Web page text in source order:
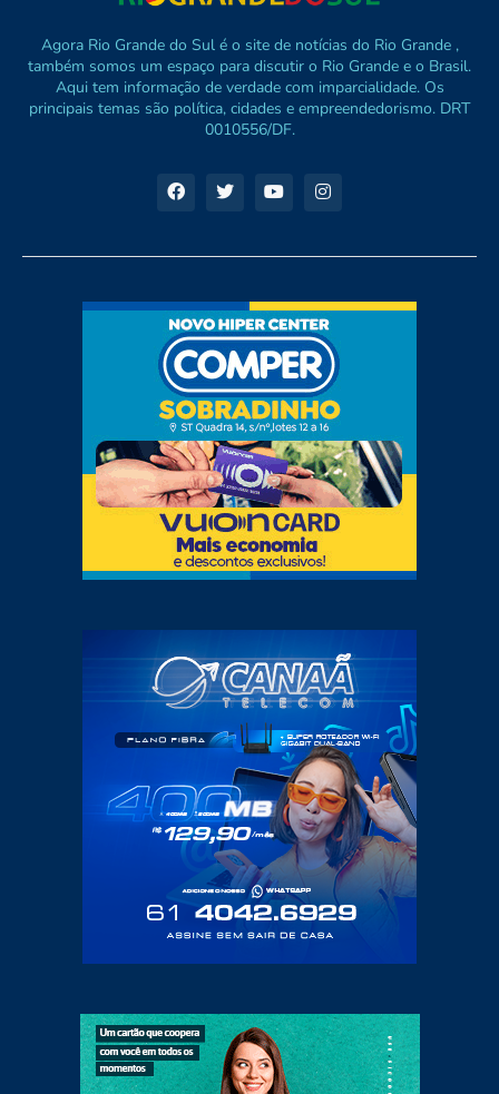
Agora Rio Grande do Sul é o site de notícias do Rio Grande ,
também somos um espaço para discutir o Rio Grande e o Brasil.
Aqui tem informação de verdade com imparcialidade. Os
principais temas são política, cidades e empreendedorismo. DRT
0010556/DF.